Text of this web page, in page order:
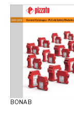
BONAB